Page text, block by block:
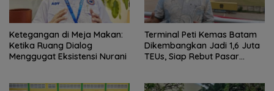
Ketegangan di Meja Makan:
Ketika Ruang Dialog
Menggugat Eksistensi Nurani
Terminal Peti Kemas Batam
Dikembangkan Jadi 1,6 Juta
TEUs, Siap Rebut Pasar